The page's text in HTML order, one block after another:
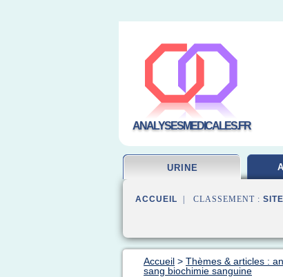
ANALYSESMEDICALES.FR
URINE
ACCUEIL | CLASSEMENT :
Accueil > Thèmes & articles :
sang biochimie sanguine